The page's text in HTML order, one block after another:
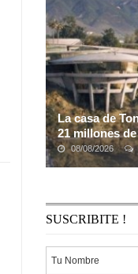
afirmaciones de
despedido de la
La casa de
21 millones
08/08/2026
El Razor House,
SUSCRIBITE !